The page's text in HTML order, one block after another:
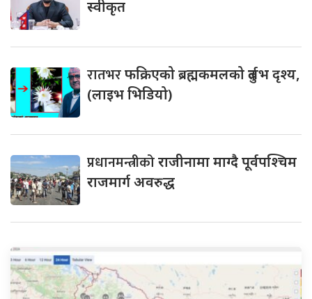
स्वीकृत
रातभरफक्रिएको ब्रह्मकमलको दुर्लभ दृश्य,
(लाइभ भिडियो)
प्रधानमन्त्रीकोराजीनामा माग्दै पूर्वपश्चिम
राजमार्ग अवरुद्ध